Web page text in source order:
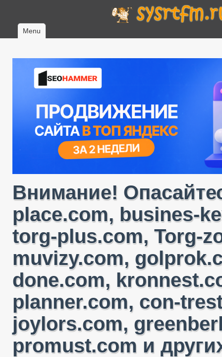
Menu
Внимание!
place.com, busines-
torg-plus.com, Torg-
muvizy.com,
done.com,
planner.com, con-
joylors.com,
promust.com и